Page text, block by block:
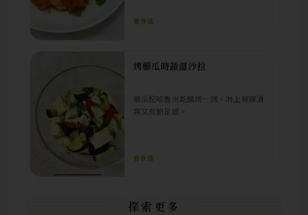
看食譜 ›
烤櫛瓜時蔬溫沙拉
櫛瓜配哈魯米乾酪烤一烤，淋上檸檬清
爽又有飽足感。
看食譜 ›
探索更多